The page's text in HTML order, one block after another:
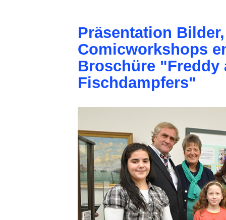
Präsentation
Comicworkshops
Broschüre "Freddy
Fischdampfers"